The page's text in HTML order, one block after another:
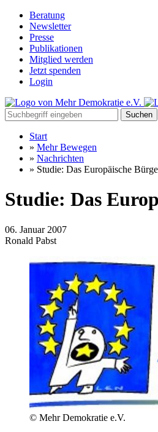
Beratung
Newsletter
Presse
Publikationen
Mitglied werden
Jetzt spenden
Login
Suchen
Start
» Mehr Bewegen
» Nachrichten
» Studie: Das Europäische
Studie: Das
06. Januar 2007
Ronald Pabst
© Mehr Demokratie e.V.